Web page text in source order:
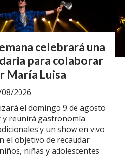
celebrará una
para colaborar
María Luisa
2026
el domingo 9 de agosto
y reunirá gastronomía
y un show en vivo
el objetivo de recaudar
niñas y adolescentes